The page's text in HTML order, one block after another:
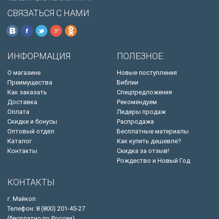
СВЯЗАТЬСЯ С НАМИ
ИНФОРМАЦИЯ
О магазине
Преимущества
Как заказать
Доставка
Оплата
Скидки и бонусы
Оптовый отдел
Каталог
Контакты
ПОЛЕЗНОЕ
Новые поступления
Библии
Спецпредложения
Рекомендуем
Лидеры продаж
Распродажа
Бесплатные материалы
Как купить дешевле?
Скидка за отзыв!
Рождество и Новый Год
КОНТАКТЫ
г. Майкоп
Телефон: 8 (800) 201-45-27